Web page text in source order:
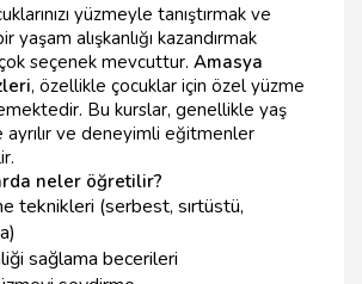
yüzmeyle tanıştırmak ve
yaşam alışkanlığı kazandırmak
seçenek mevcuttur. Amasya
, özellikle çocuklar için özel yüzme
Bu kurslar, genellikle yaş
ayrılır ve deneyimli eğitmenler
neler öğretilir?
teknikleri (serbest, sırtüstü,
sağlama becerileri